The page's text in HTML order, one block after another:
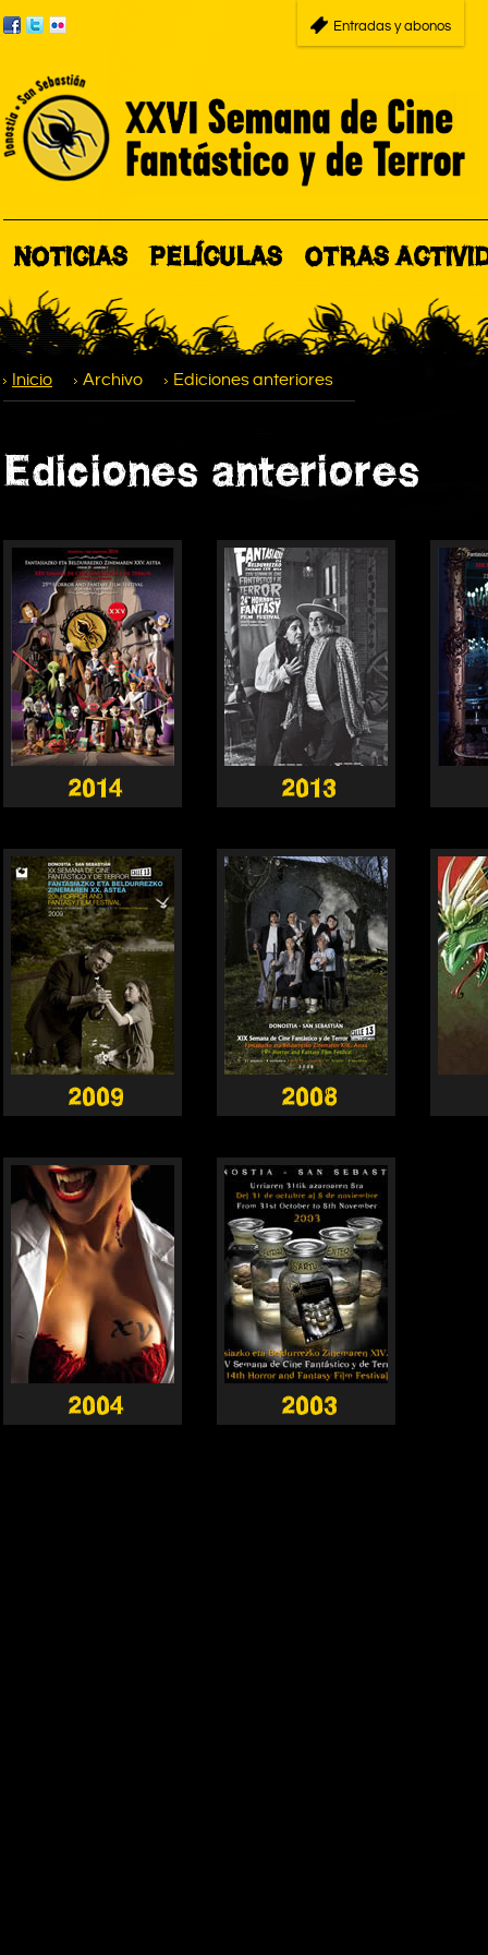
Entradas y abonos
NOTICIAS PELÍCULAS OTRAS
Inicio Archivo Ediciones anteriores
Ediciones anteriores
2014 2013
2009 2008
2004 2003